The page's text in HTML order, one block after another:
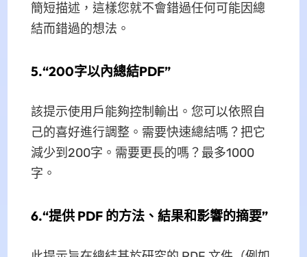
簡短描述，這樣您就不會錯過任何可能因總
結而錯過的想法。
5.“200字以內總結PDF”
該提示使用戶能夠控制輸出。您可以依照自
己的喜好進行調整。需要快速總結嗎？把它
減少到200字。需要更長的嗎？最多1000
字。
6.“提供 PDF 的方法、結果和影響的摘要”